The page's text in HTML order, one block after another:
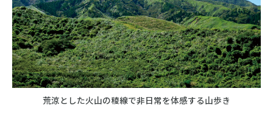
荒涼とした火山の稜線で非日常を体感する山歩き